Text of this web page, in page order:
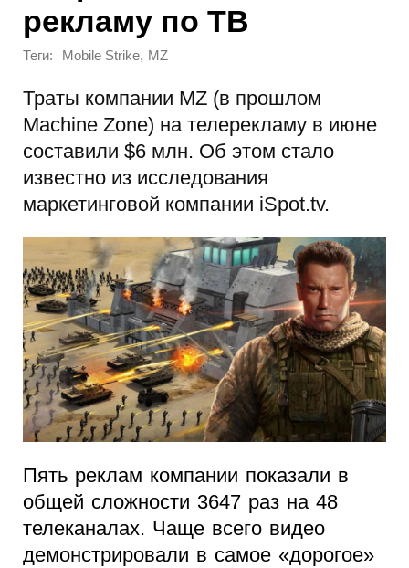
рекламу по ТВ
Теги: Mobile Strike, MZ
Траты компании MZ (в прошлом
Machine Zone) на телерекламу в июне
составили $6 млн. Об этом стало
известно из исследования
маркетинговой компании iSpot.tv.
Пять реклам компании показали в
общей сложности 3647 раз на 48
телеканалах. Чаще всего видео
демонстрировали в самое «дорогое»